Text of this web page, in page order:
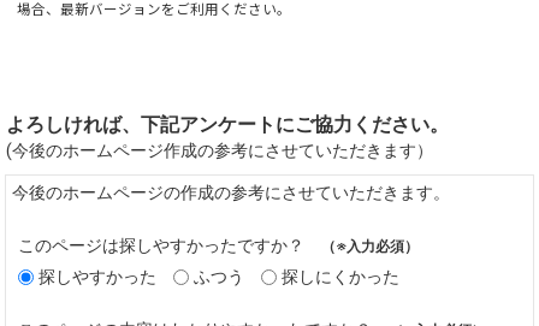
場合、最新バージョンをご利用ください。